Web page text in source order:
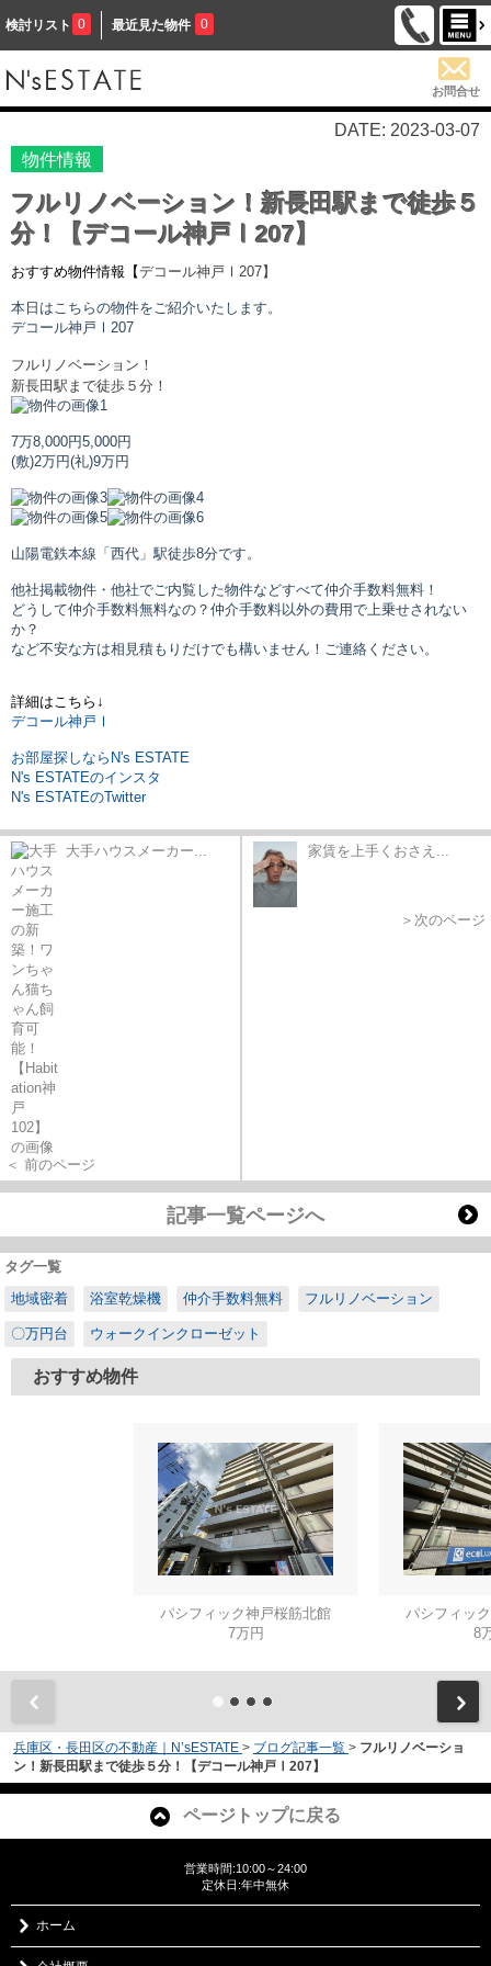
検討リスト 0 最近見た物件 0
お問合せ
DATE: 2023-03-07
物件情報
フルリノベーション！新長田駅まで徒歩５
分！【デコール神戸Ⅰ207】
おすすめ物件情報【デコール神戸Ⅰ 207】
本日はこちらの物件をご紹介いたします。
デコール神戸Ⅰ 207
フルリノベーション！
新長田駅まで徒歩５分！
7万8,000円5,000円
(敷)2万円(礼)9万円
山陽電鉄本線「西代」駅徒歩8分です。
他社掲載物件・他社でご内覧した物件などすべて仲介手数料無料！
どうして仲介手数料無料なの？仲介手数料以外の費用で上乗せされない
か？
など不安な方は相見積もりだけでも構いません！ご連絡ください。
詳細はこちら↓
デコール神戸Ⅰ
お部屋探しならN's ESTATE
N's ESTATEのインスタ
N's ESTATEのTwitter
大手ハウスメーカー...
＜ 前のページ
家賃を上手くおさえ...
＞次のページ
記事一覧ページへ
タグ一覧
地域密着
浴室乾燥機 仲介手数料無料 フルリノベーション
〇万円台 ウォークインクローゼット
おすすめ物件
パシフィック神戸桜筋北館
7万円
パシフィッ
8
兵庫区・長田区の不動産｜N’sESTATE > ブログ記事一覧 > フルリノベーショ
ン！新長田駅まで徒歩５分！【デコール神戸Ⅰ207】
ページトップに戻る
営業時間:10:00～24:00
定休日:年中無休
ホーム